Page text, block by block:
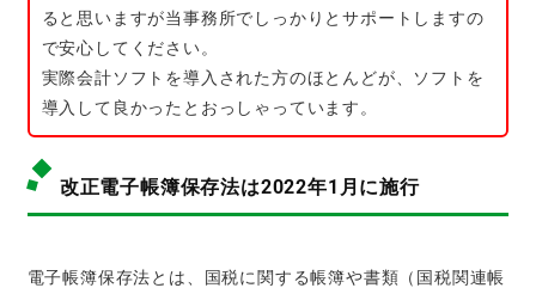
ると思いますが当事務所でしっかりとサポートしますの
で安心してください。
実際会計ソフトを導入された方のほとんどが、ソフトを
導入して良かったとおっしゃっています。
改正電子帳簿保存法は2022年1月に施行
電子帳簿保存法とは、国税に関する帳簿や書類（国税関連帳